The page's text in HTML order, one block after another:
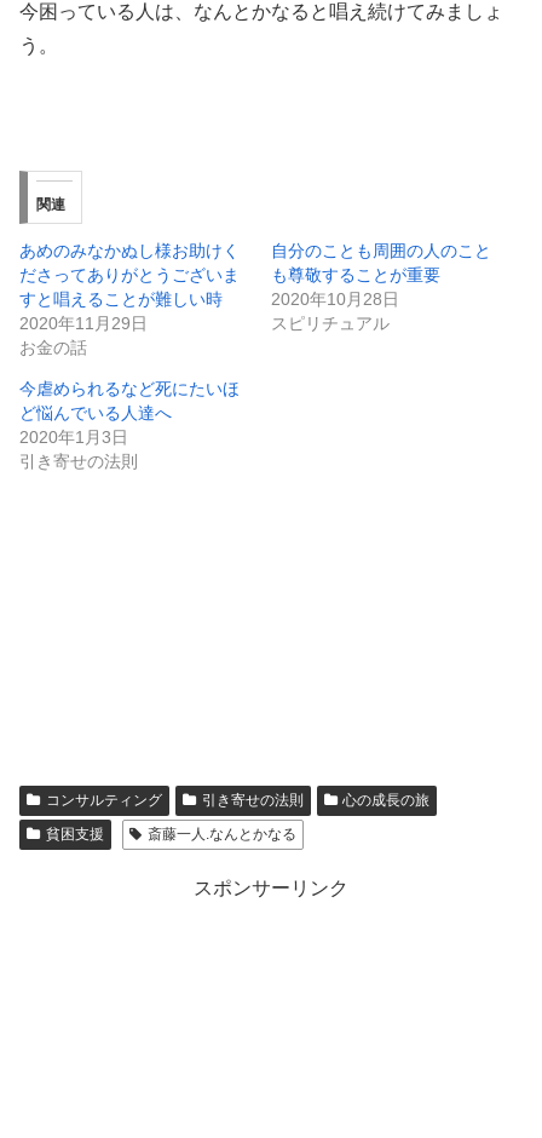
今困っている人は、なんとかなると唱え続けてみましょ
う。
関連
あめのみなかぬし様お助けく
ださってありがとうございま
すと唱えることが難しい時
2020年11月29日
お金の話
自分のことも周囲の人のこと
も尊敬することが重要
2020年10月28日
スピリチュアル
今虐められるなど死にたいほ
ど悩んでいる人達へ
2020年1月3日
引き寄せの法則
コンサルティング 引き寄せの法則
心の成長の旅
貧困支援
斎藤一人.なんとかなる
スポンサーリンク